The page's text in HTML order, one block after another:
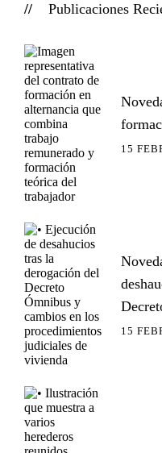
Publicaciones
15
15